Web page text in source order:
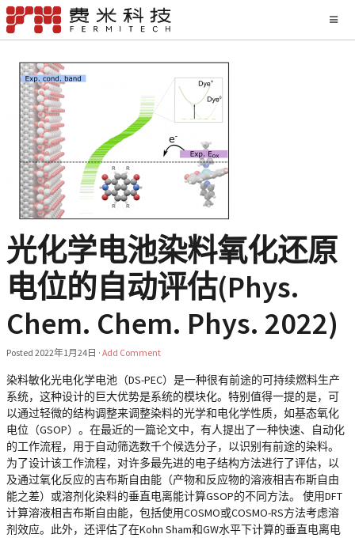
光化学电池染料氧化还原
电位的自动评估(Phys.
Chem. Chem. Phys. 2022)
Posted 2022年1月24日 · Add Comment
染料敏化光电化学电池（DS-PEC）是一种很有前途的可持续燃料生产
系统，这种设计的巨大优势是系统的模块化。特别值得一提的是，可
以通过轻微的结构调整来调整染料的光学和电化学性质，如基态氧化
电位（GSOP）。在最近的一篇论文中，有人提出了一种快速、自动化
的工作流程，用于自动筛选数千个候选分子，以识别有前途的染料。
为了设计该工作流程，对许多最先进的电子结构方法进行了评估，以
及通过氧化反应的吉布斯自由能（产物和反应物的溶液相吉布斯自由
能之差）或溶剂化染料的垂直电离能计算GSOP的不同方法。 使用DFT
计算溶液相吉布斯自由能，包括使用COSMO或COSMO-RS方法考虑溶
剂效应。此外，还评估了在Kohn Sham和GW水平下计算的垂直电离电